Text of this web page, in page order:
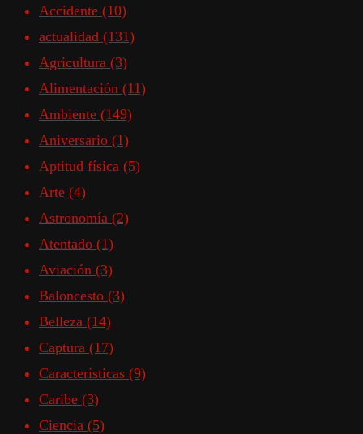
Accidente (10)
actualidad (131)
Agricultura (3)
Alimentación (11)
Ambiente (149)
Aniversario (1)
Aptitud física (5)
Arte (4)
Astronomía (2)
Atentado (1)
Aviación (3)
Baloncesto (3)
Belleza (14)
Captura (17)
Características (9)
Caribe (3)
Ciencia (5)